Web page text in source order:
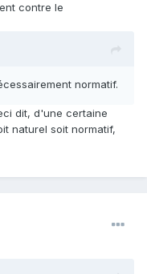
contre le
normatif.
dit, d'une certaine
naturel soit normatif,